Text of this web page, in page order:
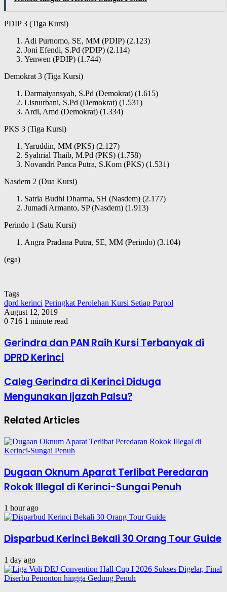
PDIP 3 (Tiga Kursi)
Adi Purnomo, SE, MM (PDIP) (2.123)
Joni Efendi, S.Pd (PDIP) (2.114)
Yenwen (PDIP) (1.744)
Demokrat 3 (Tiga Kursi)
Darmaiyansyah, S.Pd (Demokrat) (1.615)
Lisnurbani, S.Pd (Demokrat) (1.531)
Ardi, Amd (Demokrat) (1.334)
PKS 3 (Tiga Kursi)
Yaruddin, MM (PKS) (2.127)
Syahrial Thaib, M.Pd (PKS) (1.758)
Novandri Panca Putra, S.Kom (PKS) (1.531)
Nasdem 2 (Dua Kursi)
Satria Budhi Dharma, SH (Nasdem) (2.177)
Jumadi Armanto, SP (Nasdem) (1.913)
Perindo 1 (Satu Kursi)
Angra Pradana Putra, SE, MM (Perindo) (3.104)
(ega)
Tags
dprd kerinci Peringkat Perolehan Kursi Setiap Parpol
August 12, 2019
0 716 1 minute read
Gerindra dan PAN Raih Kursi Terbanyak di
DPRD Kerinci
Caleg Gerindra di Kerinci Diduga
Mengunakan Ijazah Palsu?
Related Articles
Dugaan Oknum Aparat Terlibat Peredaran
Rokok Illegal di Kerinci-Sungai Penuh
1 hour ago
Disparbud Kerinci Bekali 30 Orang Tour Guide
1 day ago